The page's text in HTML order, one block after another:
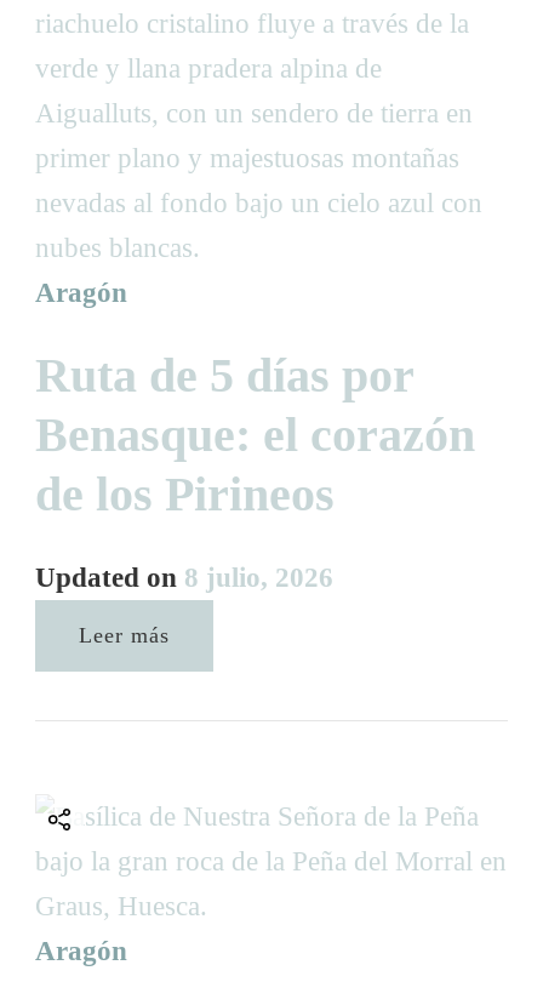
Aragón
Ruta de 5 días por
Benasque: el corazón
de los Pirineos
Updated on 8 julio, 2026
Leer más
Aragón